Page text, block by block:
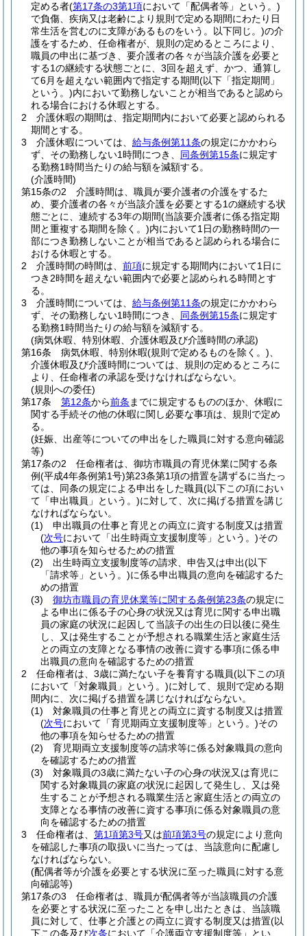
定める者(第17条の3第1項において「配偶者等」という。)
で負傷、疾病又は老齢により規則で定める期間にわたり日
常生活を営むのに支障があるものをいう。以下同じ。)の介
護をするため、任命権者が、規則の定めるところにより、
職員の申出に基づき、要介護者の各々が当該介護を必要と
する1の継続する状態ごとに、3回を超えず、かつ、通算し
て6月を超えない範囲内で指定する期間(以下「指定期間」
という。)内において勤務しないことが相当であると認めら
れる場合における休暇とする。
2
介護休暇の期間は、指定期間内において必要と認められる
期間とする。
3
介護休暇については、 給与条例第11条の規定にかかわら
ず、その勤務しない1時間につき、 同条例第15条に規定す
る勤務1時間当たりの給与額を減額する。
(介護時間)
第15条の2
介護時間は、職員が要介護者の介護をするた
め、要介護者の各々が当該介護を必要とする1の継続する状
態ごとに、連続する3年の期間(当該要介護者に係る指定期
間と重複する期間を除く。)内において1日の勤務時間の一
部につき勤務しないことが相当であると認められる場合に
おける休暇とする。
2
介護時間の時間は、 前項に規定する期間内において1日に
つき2時間を超えない範囲内で必要と認められる時間とす
る。
3
介護時間については、 給与条例第11条の規定にかかわら
ず、その勤務しない1時間につき、 同条例第15条に規定す
る勤務1時間当たりの給与額を減額する。
(病気休暇、特別休暇、介護休暇及び介護時間の承認)
第16条
病気休暇、特別休暇(規則で定めるものを除く。)
介護休暇及び介護時間については、規則の定めるところに
より、任命権者の承認を受けなければならない。
(規則への委任)
第17条
第12条から前条 までに規定するもののほか、休暇に
関する手続その他の休暇に関し必要な事項は、規則で定め
る。
(妊娠、出産等についての申出をした職員に対する意向確認
等)
第17条の2
任命権者は、御坊市職員の育児休業に関する条
例(平成4年条例第1号)第23条第1項の措置を講ずるに当たっ
ては、同条の規定による申出をした職員(以下この項におい
て「申出職員」という。)に対して、次に掲げる措置を講じ
なければならない。
(1)
申出職員の仕事と育児との両立に資する制度又は措置
(次号において「出生時両立支援制度等」という。)その
他の事項を知らせるための措置
(2)
出生時両立支援制度等の請求、申告又は申出(以下
「請求等」という。)に係る申出職員の意向を確認するた
めの措置
(3)
御坊市職員の育児休業等に関する条例第23条の規定に
よる申出に係る子の心身の状況又は育児に関する申出職
員の家庭の状況に起因して当該子の出生の日以後に発生
し、又は発生することが予想される職業生活と家庭生活
との両立の支障となる事情の改善に資する事項に係る申
出職員の意向を確認するための措置
2
任命権者は、3歳に満たない子を養育する職員(以下この項
において「対象職員」という。)に対して、規則で定める期
間内に、次に掲げる措置を講じなければならない。
(1)
対象職員の仕事と育児との両立に資する制度又は措置
(次号において「育児期両立支援制度等」という。)その
他の事項を知らせるための措置
(2)
育児期両立支援制度等の請求等に係る対象職員の意向
を確認するための措置
(3)
対象職員の3歳に満たない子の心身の状況又は育児に
関する対象職員の家庭の状況に起因して発生し、又は発
生することが予想される職業生活と家庭生活との両立の
支障となる事情の改善に資する事項に係る対象職員の意
向を確認するための措置
3
任命権者は、 第1項第3号又は前項第3号の規定により意向
を確認した事項の取扱いに当たっては、当該意向に配慮し
なければならない。
(配偶者等が介護を必要とする状況に至った職員に対する意
向確認等)
第17条の3
任命権者は、職員が配偶者等が当該職員の介護
を必要とする状況に至ったことを申し出たときは、当該職
員に対して、仕事と介護との両立に資する制度又は措置(以
下この条及び次条において「介護両立支援制度等」とい